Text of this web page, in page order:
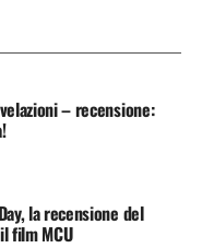
– recensione:
la recensione del
film MCU